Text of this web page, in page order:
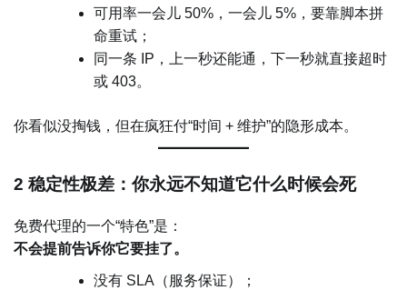
可用率一会儿 50%，一会儿 5%，要靠脚本拼
命重试；
同一条 IP，上一秒还能通，下一秒就直接超时
或 403。
你看似没掏钱，但在疯狂付“时间 + 维护”的隐形成本。
2 稳定性极差：你永远不知道它什么时候会死
免费代理的一个“特色”是：
不会提前告诉你它要挂了。
没有 SLA（服务保证）；